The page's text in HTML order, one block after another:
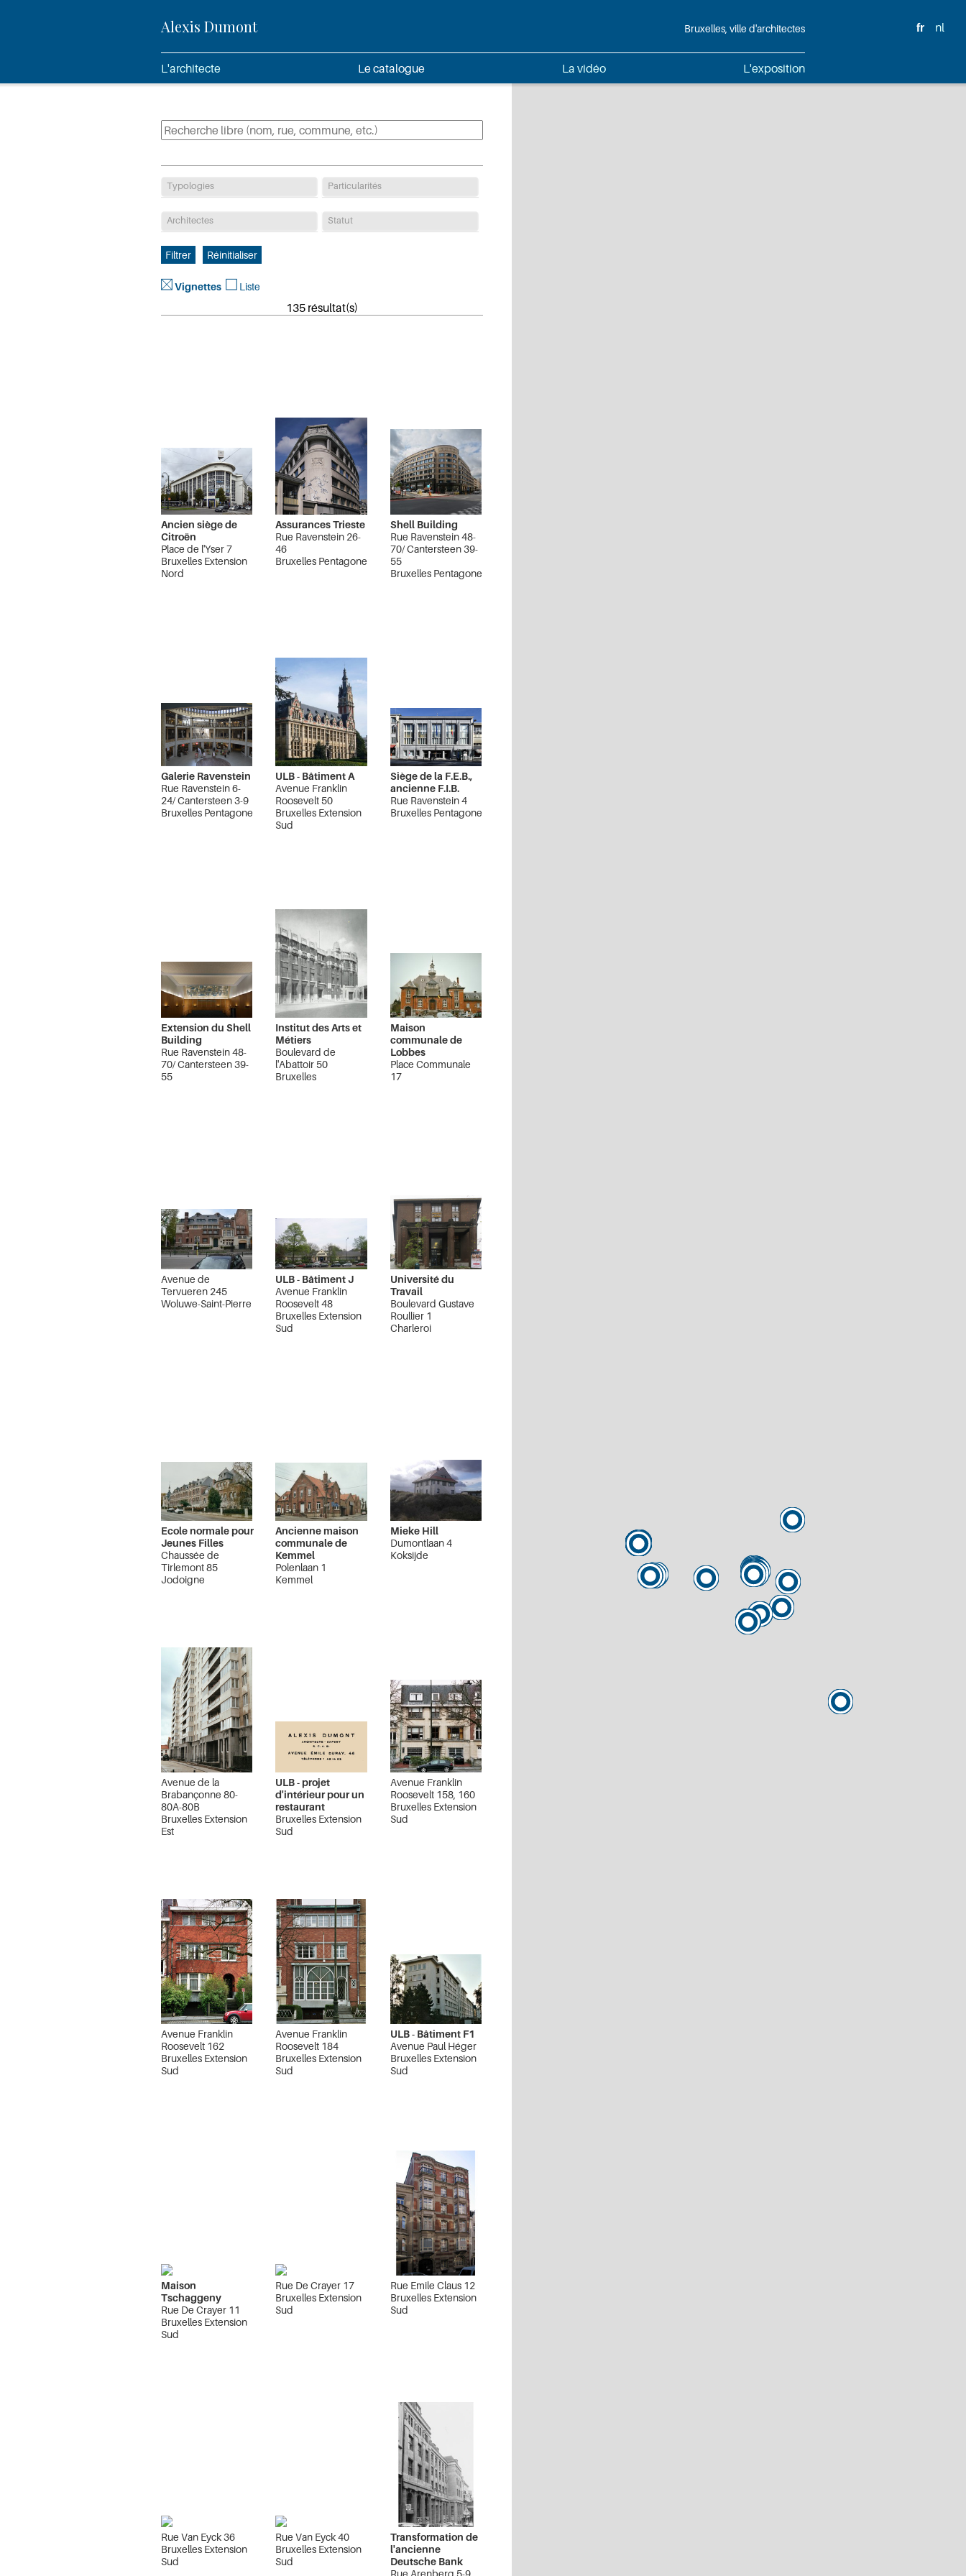
Alexis Dumont Bruxelles, ville d'architectes
L'architecte Le catalogue La vidéo L'exposition
fr nl
Typologies Particularités
Architectes Statut
Vignettes Liste
135 résultat(s)
Ancien siège de
Citroën
Place de l'Yser 7
Bruxelles Extension
Nord
Assurances Trieste
Rue Ravenstein 26-
46
Bruxelles Pentagone
Shell Building
Rue Ravenstein 48-
70/ Cantersteen 39-
55
Bruxelles Pentagone
Galerie Ravenstein
Rue Ravenstein 6-
24/ Cantersteen 3-9
Bruxelles Pentagone
ULB - Bâtiment A
Avenue Franklin
Roosevelt 50
Bruxelles Extension
Sud
Siège de la F.E.B.,
ancienne F.I.B.
Rue Ravenstein 4
Bruxelles Pentagone
Extension du Shell
Building
Rue Ravenstein 48-
70/ Cantersteen 39-
55
Institut des Arts et
Métiers
Boulevard de
l'Abattoir 50
Bruxelles
Maison
communale de
Lobbes
Place Communale
17
Avenue de
Tervueren 245
Woluwe-Saint-Pierre
ULB - Bâtiment J
Avenue Franklin
Roosevelt 48
Bruxelles Extension
Sud
Université du
Travail
Boulevard Gustave
Roullier 1
Charleroi
Ecole normale pour
Jeunes Filles
Chaussée de
Tirlemont 85
Jodoigne
Ancienne maison
communale de
Kemmel
Polenlaan 1
Kemmel
Mieke Hill
Dumontlaan 4
Koksijde
Avenue de la
Brabançonne 80-
80A-80B
Bruxelles Extension
Est
ULB - projet
d'intérieur pour un
restaurant
Bruxelles Extension
Sud
Avenue Franklin
Roosevelt 158, 160
Bruxelles Extension
Sud
Avenue Franklin
Roosevelt 162
Bruxelles Extension
Sud
Avenue Franklin
Roosevelt 184
Bruxelles Extension
Sud
ULB - Bâtiment F1
Avenue Paul Héger
Bruxelles Extension
Sud
Maison
Tschaggeny
Rue De Crayer 11
Bruxelles Extension
Sud
Rue De Crayer 17
Bruxelles Extension
Sud
Rue Emile Claus 12
Bruxelles Extension
Sud
Rue Van Eyck 36
Bruxelles Extension
Sud
Rue Van Eyck 40
Bruxelles Extension
Sud
Transformation de
l'ancienne
Deutsche Bank
Rue Arenberg 5-9